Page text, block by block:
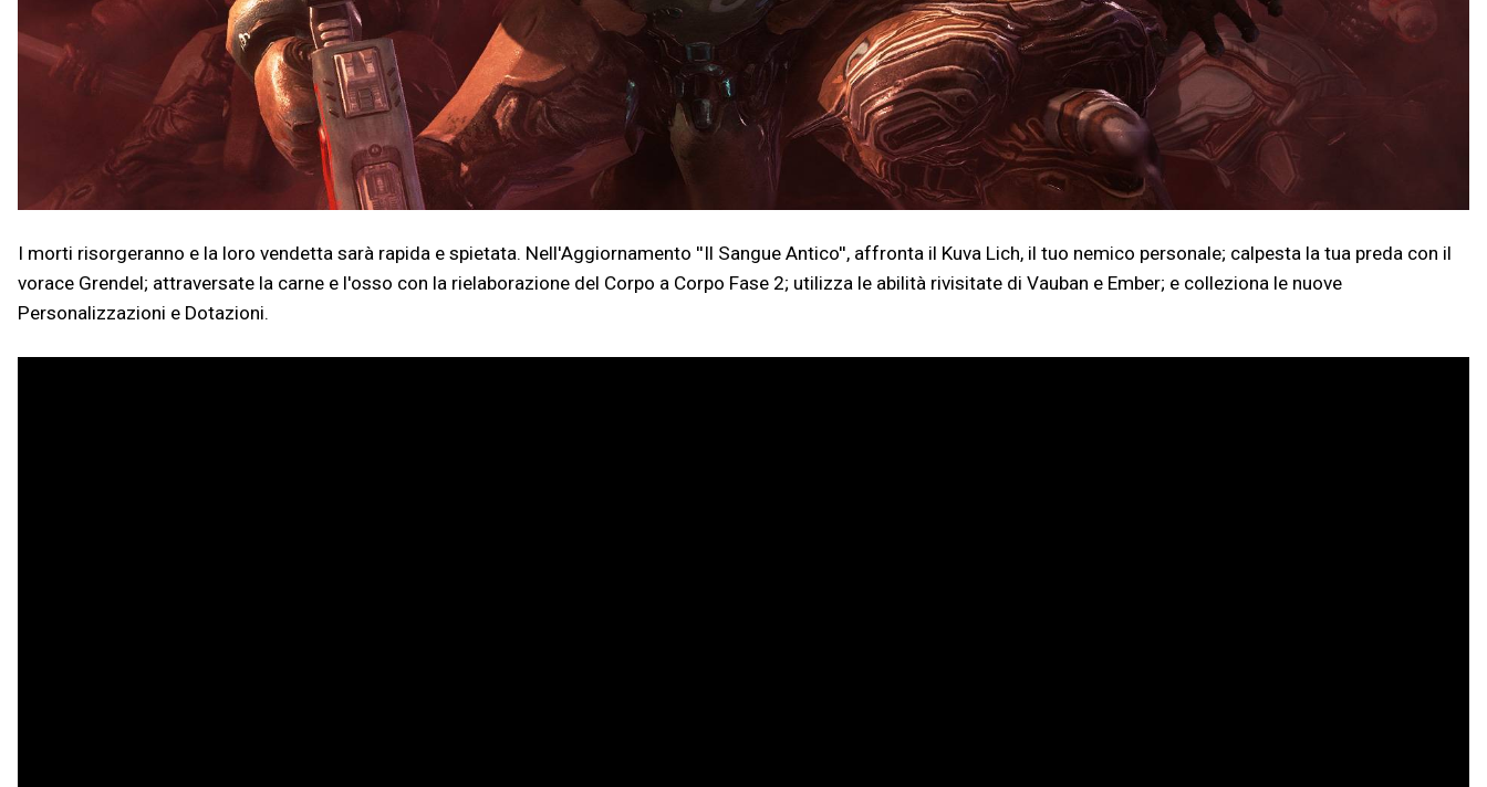
I morti risorgeranno e la loro vendetta sarà rapida e spietata. Nell'Aggiornamento ''Il Sangue Antico'', affronta il Kuva Lich, il tuo nemico personale; calpesta la tua preda con il
vorace Grendel; attraversate la carne e l'osso con la rielaborazione del Corpo a Corpo Fase 2; utilizza le abilità rivisitate di Vauban e Ember; e colleziona le nuove
Personalizzazioni e Dotazioni.